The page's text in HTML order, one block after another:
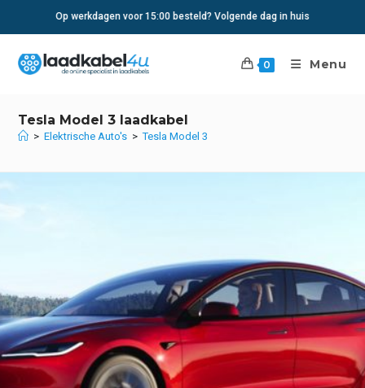
Op werkdagen voor 15:00 besteld? Volgende dag in huis
0 Menu
Tesla Model 3 laadkabel
> Elektrische Auto's > Tesla Model 3